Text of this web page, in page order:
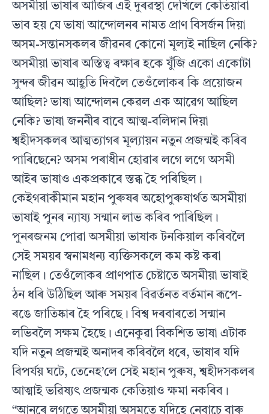
অসমীয়া ভাষাৰ আজিৰ এই দুৰৱস্থা দেখিলে কেতিয়াবা
ভাব হয় যে ভাষা আন্দোলনৰ নামত প্ৰাণ বিসৰ্জন দিয়া
অসম-সন্তানসকলৰ জীৱনৰ কোনো মূল্যই নাছিল নেকি?
অসমীয়া ভাষাৰ অস্তিত্ব ৰক্ষাৰ হকে যুঁজি একো একোটা
সুন্দৰ জীৱন আহূতি দিবলৈ তেওঁলোকৰ কি প্ৰয়োজন
আছিল? ভাষা আন্দোলন কেৱল এক আৱেগ আছিল
নেকি? ভাষা জননীৰ বাবে আত্ম-বলিদান দিয়া
শ্বহীদসকলৰ আত্মত্যাগৰ মূল্যায়ন নতুন প্ৰজন্মই কৰিব
পাৰিছেনে? অসম পৰাধীন হোৱাৰ লগে লগে অসমী
আইৰ ভাষাও একপ্ৰকাৰে স্তব্ধ হৈ পৰিছিল।
কেইগৰাকীমান মহান পুৰুষৰ অহোপুৰুষাৰ্থত অসমীয়া
ভাষাই পুনৰ ন্যায্য সন্মান লাভ কৰিব পাৰিছিল।
পুনৰজনম পোৱা অসমীয়া ভাষাক টনকিয়াল কৰিবলৈ
সেই সময়ৰ স্বনামধন্য ব্যক্তিসকলে কম কষ্ট কৰা
নাছিল। তেওঁলোকৰ প্ৰাণপাত চেষ্টাতে অসমীয়া ভাষাই
ঠন ধৰি উঠিছিল আৰু সময়ৰ বিৱৰ্তনত বৰ্তমান ৰূপে-
ৰঙে জাতিষ্কাৰ হৈ পৰিছে। বিশ্ব দৰবাৰতো সন্মান
লভিবলৈ সক্ষম হৈছে। এনেকুৱা বিকশিত ভাষা এটাক
যদি নতুন প্ৰজন্মই অনাদৰ কৰিবলৈ ধৰে, ভাষাৰ যদি
বিপৰ্যয় ঘটে, তেনেহ’লে সেই মহান পুৰুষ, শ্বহীদসকলৰ
আত্মাই ভৱিষ্যৎ প্ৰজন্মক কেতিয়াও ক্ষমা নকৰিব।
“আনৰে লগতে অসমীয়া অসমতে যদিহে নেবাচে বাৰু